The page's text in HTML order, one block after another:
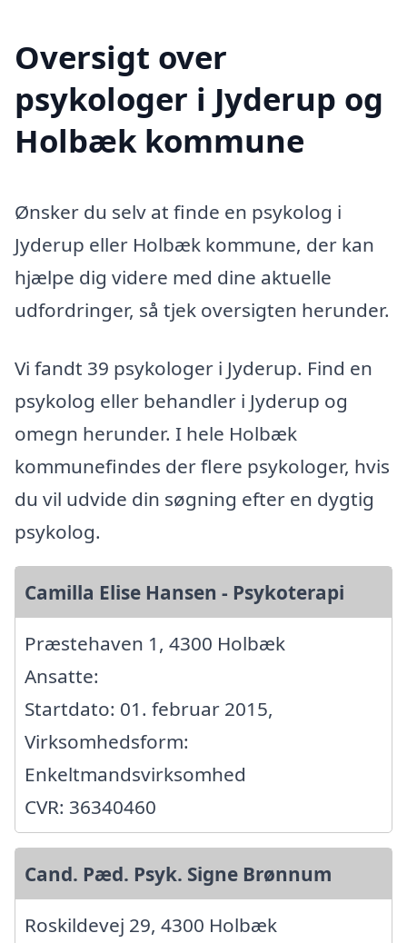
Oversigt over
psykologer i Jyderup og
Holbæk kommune
Ønsker du selv at finde en psykolog i
Jyderup eller Holbæk kommune, der kan
hjælpe dig videre med dine aktuelle
udfordringer, så tjek oversigten herunder.
Vi fandt 39 psykologer i Jyderup. Find en
psykolog eller behandler i Jyderup og
omegn herunder. I hele Holbæk
kommunefindes der flere psykologer, hvis
du vil udvide din søgning efter en dygtig
psykolog.
Camilla Elise Hansen - Psykoterapi
Præstehaven 1, 4300 Holbæk
Ansatte:
Startdato: 01. februar 2015,
Virksomhedsform:
Enkeltmandsvirksomhed
CVR: 36340460
Cand. Pæd. Psyk. Signe Brønnum
Roskildevej 29, 4300 Holbæk